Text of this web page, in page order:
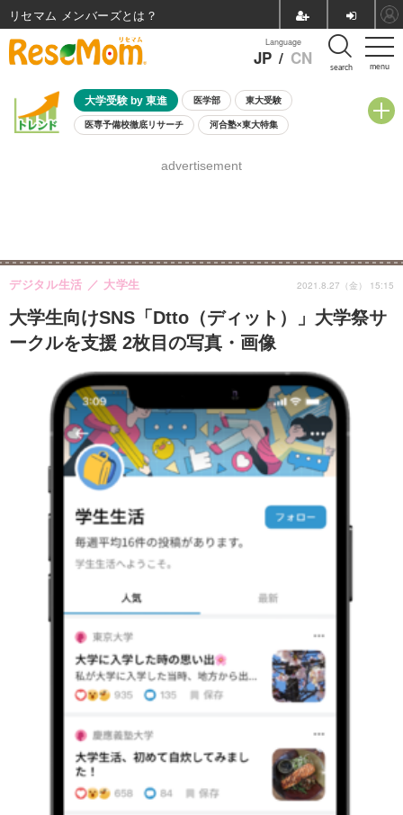
menu
Language
JP / CN search
大学受験 by 東進 医学部 東大受験
医専予備校徹底リサーチ 河合塾×東大特集
8月開催学校説明会・相談会
advertisement
大学生向けSNS「Dtto（ディット）」大学祭サ
ークルを支援 2枚目の写真・画像
デジタル生活 大学生 2021.8.27（金） 15:15
リセマム メンバーズ